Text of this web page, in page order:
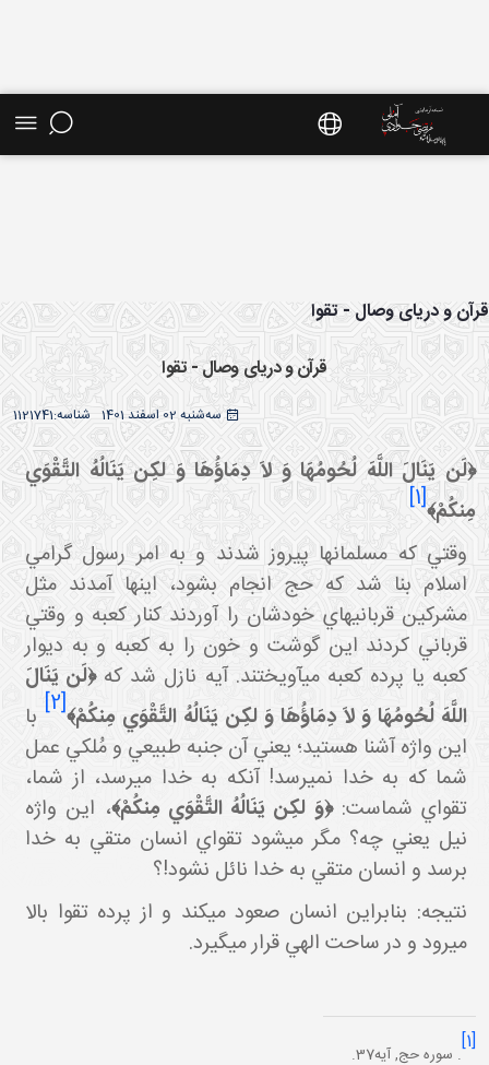
موضوعی - سایت استاد مرتضی جوادی آملی
و دریای وصال - تقوا
قرآن و دریای وصال - تقوا
سه‌شنبه 02 اسفند 1401 1121741شناسه:
﴿لَن يَنَالَ اللَّهَ لُحُومُهَا وَ لاَ دِمَاؤُهَا وَ لكِن يَنَالُهُ التَّقْوَي
مِنكُمْ﴾[1]
وقتي که مسلمان ها پيروز شدند و به امر رسول گرامي
اسلام بنا شد که حج انجام بشود، اينها آمدند مثل
مشرکين قرباني هاي خودشان را آوردند کنار کعبه و وقتي
قرباني کردند اين گوشت و خون را به کعبه و به ديوار
کعبه يا پرده کعبه مي آويختند. آيه نازل شد که﴿لَن يَنَالَ
اللَّهَ لُحُومُهَا وَ لاَ دِمَاؤُهَا وَ لكِن يَنَالُهُ التَّقْوَي مِنكُمْ﴾[2] با
اين واژه آشنا هستيد؛ يعني آن جنبه طبيعي و مُلکي عمل
شما که به خدا نمي رسد! آنکه به خدا مي رسد، از شما،
تقواي شماست:﴿وَ لكِن يَنَالُهُ التَّقْوَي مِنكُمْ﴾، اين واژه
نيل يعني چه؟ مگر مي شود تقواي انسان متقي به خدا
برسد و انسان متقي به خدا نائل نشود!؟
نتیجه: بنابراين انسان صعود مي کند و از پرده تقوا بالا
مي رود و در ساحت الهي قرار مي گيرد.
. سوره حج, آيه37.